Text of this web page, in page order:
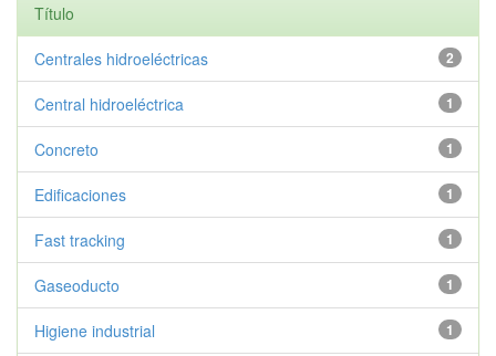
Título
2
Centrales hidroeléctricas
1
Central hidroeléctrica
1
Concreto
1
Edificaciones
1
Fast tracking
1
Gaseoducto
1
Higiene industrial